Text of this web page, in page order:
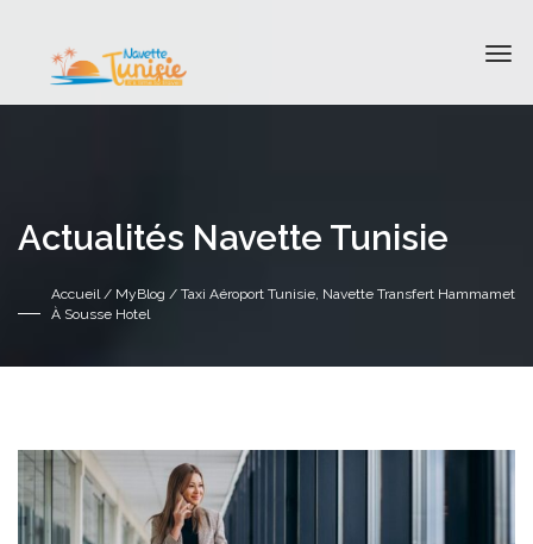
Actualités Navette Tunisie
Accueil/ MyBlog / Taxi Aéroport Tunisie, Navette Transfert Hammamet
À Sousse Hotel